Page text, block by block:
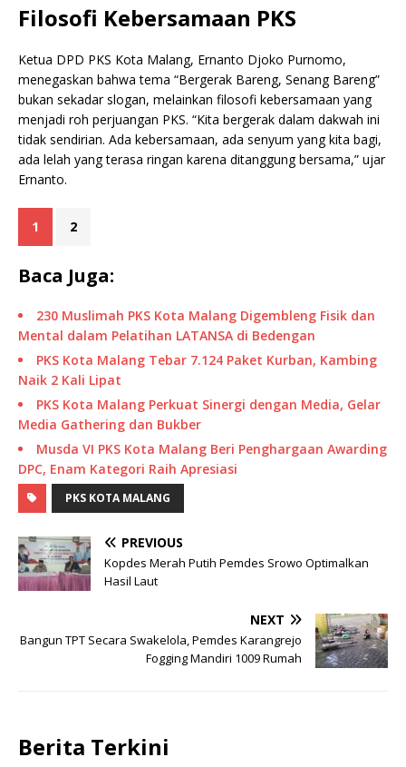
Filosofi Kebersamaan PKS
Ketua DPD PKS Kota Malang, Ernanto Djoko Purnomo,
menegaskan bahwa tema “Bergerak Bareng, Senang Bareng”
bukan sekadar slogan, melainkan filosofi kebersamaan yang
menjadi roh perjuangan PKS. “Kita bergerak dalam dakwah ini
tidak sendirian. Ada kebersamaan, ada senyum yang kita bagi,
ada lelah yang terasa ringan karena ditanggung bersama,” ujar
Ernanto.
1 2
Baca Juga:
230 Muslimah PKS Kota Malang Digembleng Fisik dan
Mental dalam Pelatihan LATANSA di Bedengan
PKS Kota Malang Tebar 7.124 Paket Kurban, Kambing
Naik 2 Kali Lipat
PKS Kota Malang Perkuat Sinergi dengan Media, Gelar
Media Gathering dan Bukber
Musda VI PKS Kota Malang Beri Penghargaan Awarding
DPC, Enam Kategori Raih Apresiasi
PKS KOTA MALANG
PREVIOUS
Kopdes Merah Putih Pemdes Srowo Optimalkan
Hasil Laut
NEXT
Bangun TPT Secara Swakelola, Pemdes Karangrejo
Fogging Mandiri 1009 Rumah
Berita Terkini